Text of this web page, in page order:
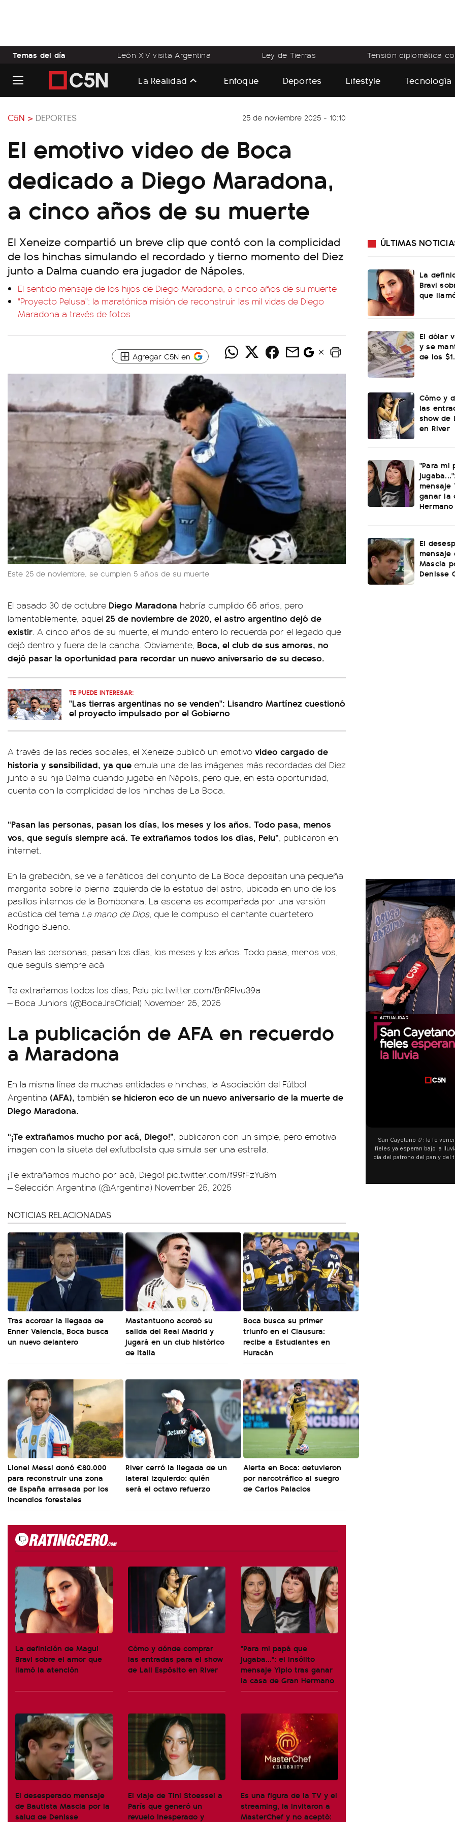
Temas del día León XIV visita Argentina Ley de Tierras Tensión diplomática
La Realidad Enfoque Deportes Lifestyle Tecnología
C5N > DEPORTES 25 de noviembre 2025 - 10:10
El emotivo video de Boca
dedicado a Diego Maradona,
a cinco años de su muerte
El Xeneize compartió un breve clip que contó con la complicidad
de los hinchas simulando el recordado y tierno momento del Diez
junto a Dalma cuando era jugador de Nápoles.
El sentido mensaje de los hijos de Diego Maradona, a cinco años de su muerte
"Proyecto Pelusa": la maratónica misión de reconstruir las mil vidas de Diego
Maradona a través de fotos
Agregar C5N en
Este 25 de noviembre, se cumplen 5 años de su muerte
El pasado 30 de octubre Diego Maradona habría cumplido 65 años, pero
lamentablemente, aquel 25 de noviembre de 2020, el astro argentino dejó de
existir. A cinco años de su muerte, el mundo entero lo recuerda por el legado que
dejó dentro y fuera de la cancha. Obviamente, Boca, el club de sus amores, no
dejó pasar la oportunidad para recordar un nuevo aniversario de su deceso.
TE PUEDE INTERESAR:
"Las tierras argentinas no se venden": Lisandro Martínez cuestionó
el proyecto impulsado por el Gobierno
A través de las redes sociales, el Xeneize publicó un emotivo video cargado de
historia y sensibilidad, ya que emula una de las imágenes más recordadas del Diez
junto a su hija Dalma cuando jugaba en Nápolis, pero que, en esta oportunidad,
cuenta con la complicidad de los hinchas de La Boca.
“Pasan las personas, pasan los días, los meses y los años. Todo pasa, menos
vos, que seguís siempre acá. Te extrañamos todos los días, Pelu”, publicaron en
internet.
En la grabación, se ve a fanáticos del conjunto de La Boca depositan una pequeña
margarita sobre la pierna izquierda de la estatua del astro, ubicada en uno de los
pasillos internos de la Bombonera. La escena es acompañada por una versión
acústica del tema La mano de Dios, que le compuso el cantante cuartetero
Rodrigo Bueno.
Pasan las personas, pasan los días, los meses y los años. Todo pasa, menos vos,
que seguís siempre acá
Te extrañamos todos los días, Pelu pic.twitter.com/BnRFIvu39a
— Boca Juniors (@BocaJrsOficial) November 25, 2025
La publicación de AFA en recuerdo
a Maradona
En la misma línea de muchas entidades e hinchas, la Asociación del Fútbol
Argentina (AFA), también se hicieron eco de un nuevo aniversario de la muerte de
Diego Maradona.
“¡Te extrañamos mucho por acá, Diego!”, publicaron con un simple, pero emotiva
imagen con la silueta del exfutbolista que simula ser una estrella.
¡Te extrañamos mucho por acá, Diego! pic.twitter.com/f99fFzYu8m
— Selección Argentina (@Argentina) November 25, 2025
NOTICIAS RELACIONADAS
Tras acordar la llegada de
Enner Valencia, Boca busca
un nuevo delantero
Mastantuono acordó su
salida del Real Madrid y
jugará en un club histórico
de Italia
Boca busca su primer
triunfo en el Clausura:
recibe a Estudiantes en
Huracán
Lionel Messi donó €80.000
para reconstruir una zona
de España arrasada por los
incendios forestales
River cerró la llegada de un
lateral izquierdo: quién
será el octavo refuerzo
Alerta en Boca: detuvieron
por narcotráfico al suegro
de Carlos Palacios
La definición de Magui
Bravi sobre el amor que
llamó la atención
Cómo y dónde comprar
las entradas para el show
de Lali Espósito en River
"Para mi papá que
jugaba...": el insólito
mensaje Yipio tras ganar
la casa de Gran Hermano
El desesperado mensaje
de Bautista Mascia por la
salud de Denisse
El viaje de Tini Stoessel a
París que generó un
revuelo inesperado y
Es una figura de la TV y el
streaming, la invitaron a
MasterChef y no aceptó:
ÚLTIMAS
La
Bravi
que
El dólar
y se
de los
Cómo y
las
show de
en River
"Para mi
mensaje
ganar la
Hermano
El
mensaje
Mascia
Denisse
San Cayetano 📿: la fe venció al agua y los
fieles ya esperan bajo la lluvia ➡️ A horas del
y pedir. 🎙️ @bernardomagnago
“Preferís la joda y yo
¿Indirecta para Luck Ra? La
"Te vi", su nueva
encontrar similitudes entre
declaraciones que hizo tras